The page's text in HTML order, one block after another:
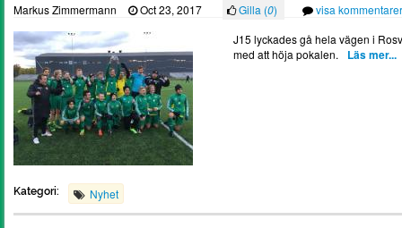
Markus Zimmermann Oct 23, 2017 Gilla (0)
visa kommentarer
J15 lyckades gå hela vägen i
med att höja pokalen.
Läs mer...
Kategori: Nyhet